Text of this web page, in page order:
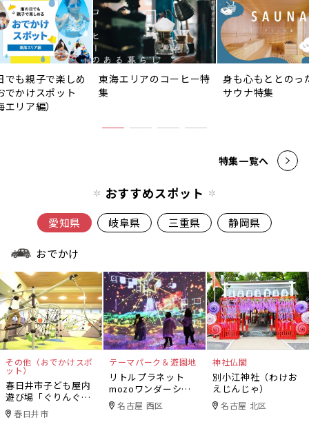
でも親子で楽しめ
でかけスポット
リア編）
東海エリアのコーヒー特
集
身も心もととのっ
サウナ特集
特集一覧へ
おすすめスポット
愛知県 岐阜県 三重県 静岡県
おでかけ
その他（おでかけスポ
ット）
春日井市子ども屋内
遊び場「ぐりんぐり
ん」春日井市
テーマパーク＆遊園地
リトルプラネット
mozoワンダーシテ
ィ 名古屋 西区
神社仏閣
別小江神社（わけお
えじんじゃ）
名古屋 北区